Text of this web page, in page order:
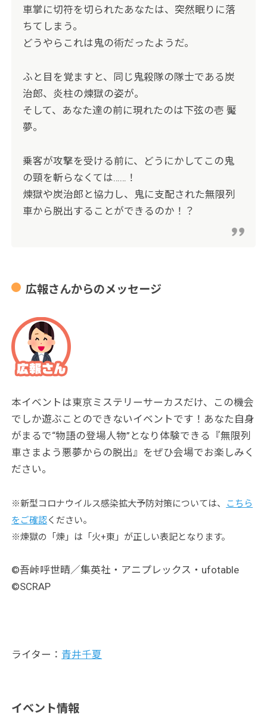
車掌に切符を切られたあなたは、突然眠りに落
ちてしまう。
どうやらこれは鬼の術だったようだ。
ふと目を覚ますと、同じ鬼殺隊の隊士である炭
治郎、炎柱の煉獄の姿が。
そして、あなた達の前に現れたのは下弦の壱 魘
夢。
乗客が攻撃を受ける前に、どうにかしてこの鬼
の頸を斬らなくては……！
煉獄や炭治郎と協力し、鬼に支配された無限列
車から脱出することができるのか！？
広報さんからのメッセージ
本イベントは東京ミステリーサーカスだけ、この機会
でしか遊ぶことのできないイベントです！あなた自身
がまるで“物語の登場人物”となり体験できる『無限列
車さまよう悪夢からの脱出』をぜひ会場でお楽しみく
ださい。
※新型コロナウイルス感染拡大予防対策については、
こちら
をご確認ください。
※煉獄の「煉」は「火+東」が正しい表記となります。
©吾峠呼世晴／集英社・アニプレックス・ufotable
©SCRAP
ライター： 青井千夏
イベント情報